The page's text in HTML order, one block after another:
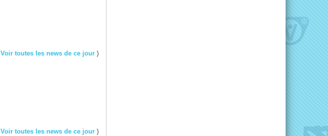
Voir toutes les news de ce jour )
Voir toutes les news de ce jour )